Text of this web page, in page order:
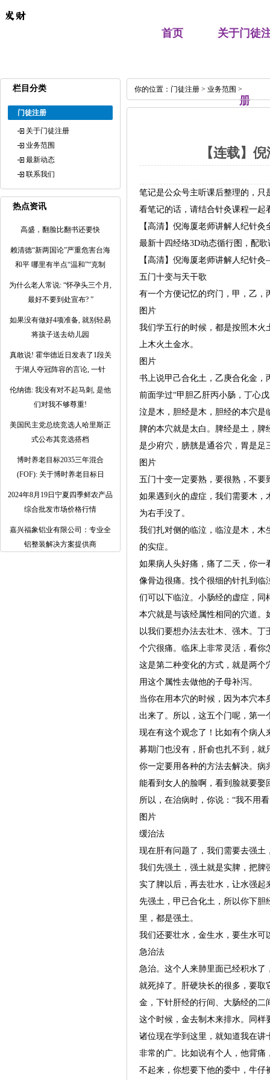
首页 关于门徒
册
栏目分类
门徒注册
关于门徒注册
业务范围
最新动态
联系我们
热点资讯
高盛，翻脸比翻书还要快
赖清德“新两国论”严重危害台海
和平 哪里有半点“温和”“克制
为什么老人常说: “怀孕头三个月,
最好不要到处宣布? ”
如果没有做好4项准备, 就别轻易
将孩子送去幼儿园
真敢说! 霍华德近日发表了1段关
于湖人夺冠阵容的言论, 一针
伦纳德: 我没有对不起马刺, 是他
们对我不够尊重!
美国民主党总统竞选人哈里斯正
式公布其竞选搭档
博时养老目标2035三年混合
(FOF): 关于博时养老目标日
2024年8月19日宁夏四季鲜农产品
综合批发市场价格行情
嘉兴福象铝业有限公司：专业全
铝整装解决方案提供商
你的位置： 门徒注册 > 业务范围 >
【连载】
笔记是公众号主听课后整理的，
看笔记的话，请结合针灸课程一起
【高清】倪海厦老师讲解人纪针
最新十四经络3D动态循行图，配歌
【高清】倪海厦老师讲解人纪
五门十变与天干歌
有一个方便记忆的窍门，甲，乙
图片
我们学五行的时候，都是按照木
上木火土金水。
图片
书上说甲己合化土，乙庚合化金
前面学过“甲胆乙肝丙小肠，丁心
泣是木，胆经是木，胆经的本穴是
脾的本穴就是太白。脾经是土，
是少府穴，膀胱是通谷穴，胃是
图片
五门十变一定要熟，要很熟，不要
如果遇到火的虚症，我们需要木
为右手没了。
我们扎对侧的临泣，临泣是木，
的实症。
如果病人头好痛，痛了二天，你
像骨边很痛。找个很细的针扎到
们可以下临泣。小肠经的虚症，同
本穴就是与该经属性相同的穴道
以我们要想办法去壮木、强木。
个穴很痛。临床上非常灵活，看你
这是第二种变化的方式，就是两
用这个属性去做他的子母补泻。
当你在用本穴的时候，因为本穴
出来了。所以，这五个门呢，第
现在有这个观念了！比如有个病
募期门也没有，肝俞也扎不到，
你一定要用各种的方法去解决。
能看到女人的脸啊，看到脸就要娶
所以，在治病时，你说：“我不用
图片
缓治法
现在肝有问题了，我们需要去强
我们先强土，强土就是实脾，把脾
实了脾以后，再去壮水，让水强
先强土，甲已合化土，所以你下
里，都是强土。
我们还要壮水，金生水，要生水
急治法
急治。这个人来肺里面已经积水
就死掉了。肝硬块长的很多，要
金，下针肝经的行间、大肠经的
这个时候，金去制木来排水。同
诸位现在学到这里，就知道我在
非常的广。比如说有个人，他背
不起来，你想要下他的委中，牛